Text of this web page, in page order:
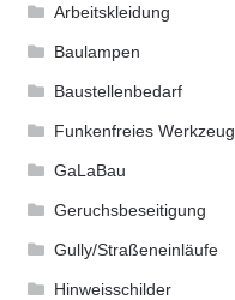
Arbeitskleidung
Baulampen
Baustellenbedarf
Funkenfreies Werkzeug
GaLaBau
Geruchsbeseitigung
Gully/Straßeneinläufe
Hinweisschilder